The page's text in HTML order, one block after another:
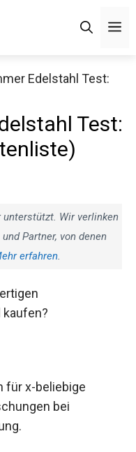
Edelstahl Test:
Test:
unterstützt. Wir verlinken
Partner, von denen
erfahren.
kaufen?
für x-beliebige
bei